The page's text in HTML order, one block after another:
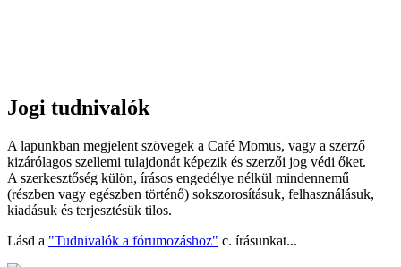
Jogi tudnivalók
A lapunkban megjelent szövegek a Café Momus, vagy a szerző
kizárólagos szellemi tulajdonát képezik és szerzői jog védi őket.
A szerkesztőség külön, írásos engedélye nélkül mindennemű
(részben vagy egészben történő) sokszorosításuk, felhasználásuk,
kiadásuk és terjesztésük tilos.
Lásd a "Tudnivalók a fórumozáshoz" c. írásunkat...